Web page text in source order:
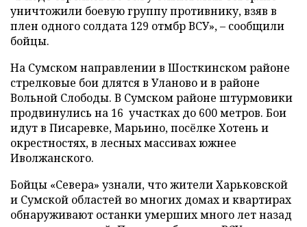
уничтожили боевую группу противнику, взяв в
плен одного солдата 129 отмбр ВСУ», – сообщили
бойцы.
На Сумском направлении в Шосткинском районе
стрелковые бои длятся в Уланово и в районе
Вольной Слободы. В Сумском районе штурмовики
продвинулись на 16 участках до 600 метров. Бои
идут в Писаревке, Марьино, посёлке Хотень и
окрестностях, в лесных массивах южнее
Иволжанского.
Бойцы «Севера» узнали, что жители Харьковской
и Сумской областей во многих домах и квартирах
обнаруживают останки умерших много лет назад